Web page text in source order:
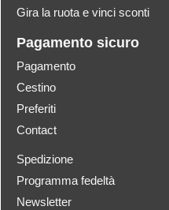
Gira la ruota e vinci sconti
Pagamento sicuro
Pagamento
Cestino
Preferiti
Contact
Spedizione
Programma fedeltà
Newsletter